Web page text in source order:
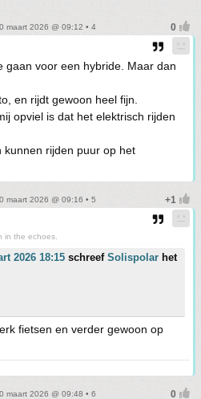
maart 2026 @ 09:12 • 4
gaan voor een hybride. Maar dan
en rijdt gewoon heel fijn.
opviel is dat het elektrisch rijden
kunnen rijden puur op het
maart 2026 @ 09:16 • 5
in the echoes.
2026 18:15 schreef Solispolar het
fietsen en verder gewoon op
maart 2026 @ 09:48 • 6